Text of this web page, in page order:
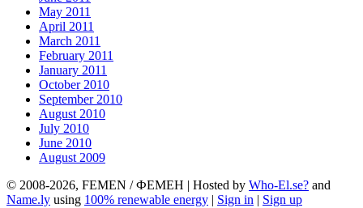
May 2011
April 2011
March 2011
February 2011
January 2011
October 2010
September 2010
August 2010
July 2010
June 2010
August 2009
© 2008-2026, FEMEN / ФЕМЕН | Hosted by Who-El.se? and
Name.ly using 100% renewable energy | Sign in | Sign up